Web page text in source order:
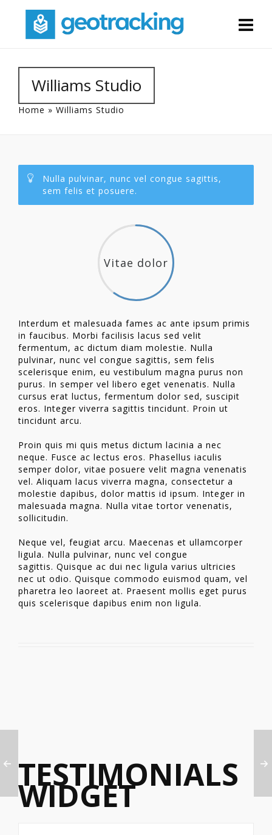
Williams Studio
Home » Williams Studio
Nulla pulvinar, nunc vel congue sagittis,
sem felis et posuere.
Vitae dolor
Interdum et malesuada fames ac ante ipsum primis
in faucibus. Morbi facilisis lacus sed velit
fermentum, ac dictum diam molestie. Nulla
pulvinar, nunc vel congue sagittis, sem felis
scelerisque enim, eu vestibulum magna purus non
purus. In semper vel libero eget venenatis. Nulla
cursus erat luctus, fermentum dolor sed, suscipit
eros. Integer viverra sagittis tincidunt. Proin ut
tincidunt arcu.
Proin quis mi quis metus dictum lacinia a nec
neque. Fusce ac lectus eros. Phasellus iaculis
semper dolor, vitae posuere velit magna venenatis
vel. Aliquam lacus viverra magna, consectetur a
molestie dapibus, dolor mattis id ipsum. Integer in
malesuada magna. Nulla vitae tortor venenatis,
sollicitudin.
Neque vel, feugiat arcu. Maecenas et ullamcorper
ligula. Nulla pulvinar, nunc vel congue
sagittis. Quisque ac dui nec ligula varius ultricies
nec ut odio. Quisque commodo euismod quam, vel
pharetra leo laoreet at. Praesent mollis eget purus
quis scelerisque dapibus enim non ligula.
TESTIMONIALS
WIDGET